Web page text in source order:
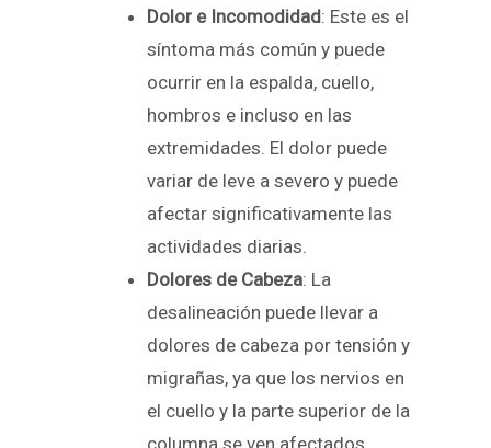
Dolor e Incomodidad: Este es el
síntoma más común y puede
ocurrir en la espalda, cuello,
hombros e incluso en las
extremidades. El dolor puede
variar de leve a severo y puede
afectar significativamente las
actividades diarias.
Dolores de Cabeza: La
desalineación puede llevar a
dolores de cabeza por tensión y
migrañas, ya que los nervios en
el cuello y la parte superior de la
columna se ven afectados.